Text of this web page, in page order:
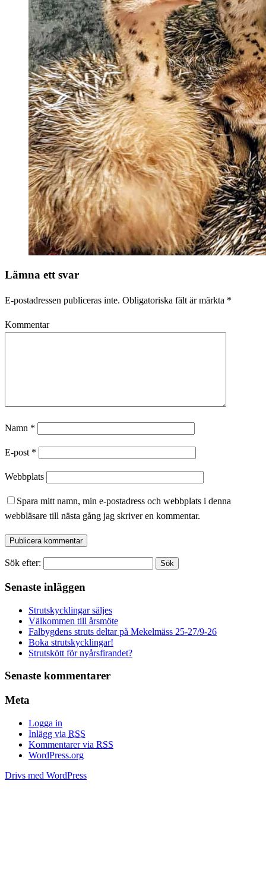
Lämna ett svar
E-postadressen publiceras inte. Obligatoriska fält är märkta *
Kommentar
Namn *
E-post *
Webbplats
Spara mitt namn, min e-postadress och webbplats i denna
webbläsare till nästa gång jag skriver en kommentar.
Sök efter:
Senaste inläggen
Strutskycklingar säljes
Välkommen till årsmöte
Falbygdens struts deltar på Mekelmäss 25-27/9-26
Boka strutskycklingar!
Strutskött för nyårsfirandet?
Senaste kommentarer
Meta
Logga in
Inlägg via RSS
Kommentarer via RSS
WordPress.org
Drivs med WordPress